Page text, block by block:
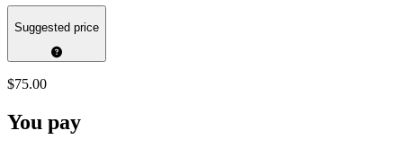
Suggested price
$75.00
You pay